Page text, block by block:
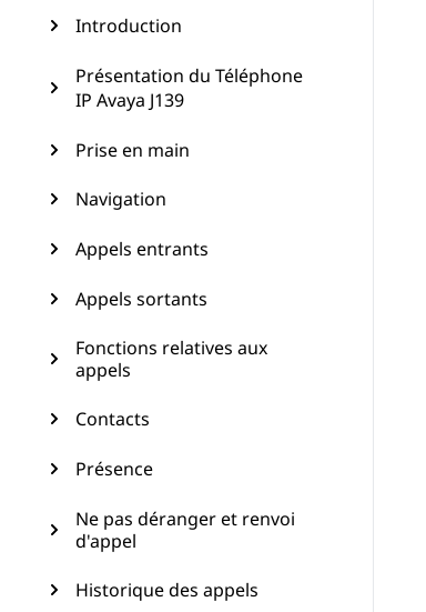
Introduction
Présentation du Téléphone
IP Avaya J139
Prise en main
Navigation
Appels entrants
Appels sortants
Fonctions relatives aux
appels
Contacts
Présence
Ne pas déranger et renvoi
d'appel
Historique des appels